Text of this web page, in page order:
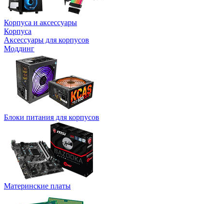
Корпуса и аксессуары
Корпуса
Аксессуары для корпусов
Моддинг
Блоки питания для корпусов
Материнские платы